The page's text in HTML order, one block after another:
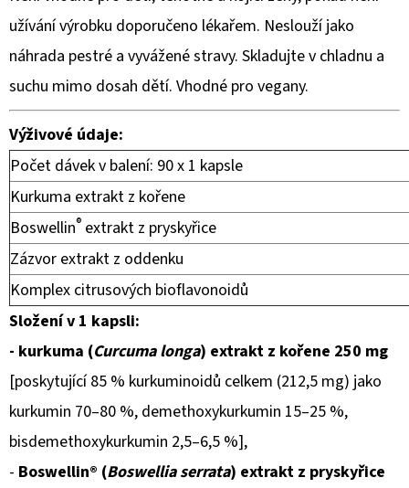
užívání výrobku doporučeno lékařem. Neslouží jako
náhrada pestré a vyvážené stravy. Skladujte v chladnu a
suchu mimo dosah dětí. Vhodné pro vegany.
Výživové údaje:
Počet dávek v balení: 90 x 1 kapsle
Kurkuma extrakt z kořene
Boswellin® extrakt z pryskyřice
Zázvor extrakt z oddenku
Komplex citrusových bioflavonoidů
Složení v 1 kapsli:
- kurkuma (Curcuma longa) extrakt z kořene 250 mg
[poskytující 85 % kurkuminoidů celkem (212,5 mg) jako
kurkumin 70–80 %, demethoxykurkumin 15–25 %,
bisdemethoxykurkumin 2,5–6,5 %],
- Boswellin® (Boswellia serrata) extrakt z pryskyřice